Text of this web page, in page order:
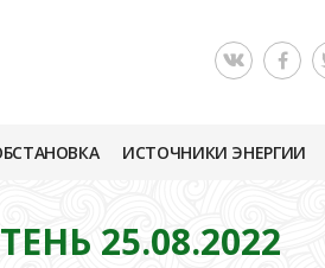
ИСТОЧНИКИ ЭНЕРГИИ
25.08.2022